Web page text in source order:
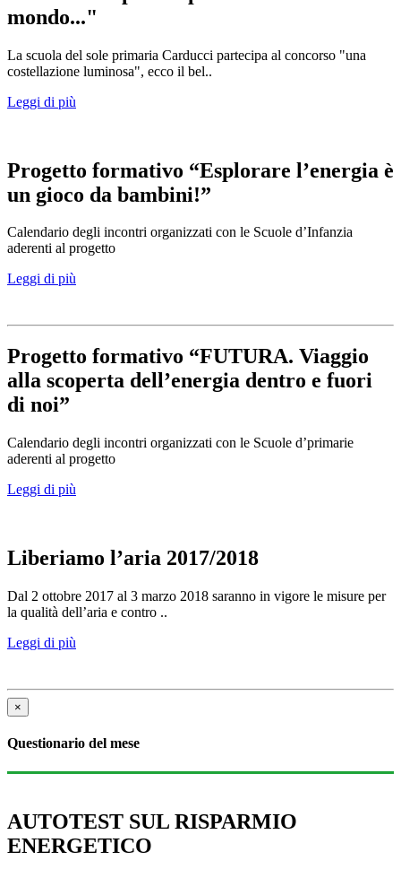
mondo..."
La scuola del sole primaria Carducci partecipa al concorso "una
costellazione luminosa", ecco il bel..
Leggi di più
Progetto formativo “Esplorare l’energia è
un gioco da bambini!”
Calendario degli incontri organizzati con le Scuole d’Infanzia
aderenti al progetto
Leggi di più
Progetto formativo “FUTURA. Viaggio
alla scoperta dell’energia dentro e fuori
di noi”
Calendario degli incontri organizzati con le Scuole d’primarie
aderenti al progetto
Leggi di più
Liberiamo l’aria 2017/2018
Dal 2 ottobre 2017 al 3 marzo 2018 saranno in vigore le misure per
la qualità dell’aria e contro ..
Leggi di più
×
Questionario del mese
AUTOTEST SUL RISPARMIO
ENERGETICO